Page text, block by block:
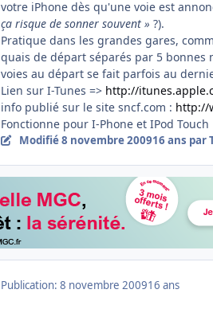
votre iPhone dès qu'une voie est
ça risque de sonner souvent » ?).
Pratique dans les grandes gares,
quais de départ séparés par 5
voies au départ se fait parfois au
Lien sur I-Tunes => http://
info publié sur le site sncf.com : http://
Fonctionne pour I-Phone et IPod Touch
Modifié8 novembre 200916 ans par
Publication: 8 novembre 200916 ans